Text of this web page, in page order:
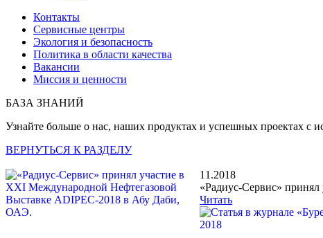
Контакты
Сервисные центры
Экология и безопасность
Политика в области качества
Вакансии
Миссия и ценности
БАЗА ЗНАНИЙ
Узнайте больше о нас, наших продуктах и успешных проектах с
ВЕРНУТЬСЯ К РАЗДЕЛУ
11.2018
«Радиус-Сервис»
Читать